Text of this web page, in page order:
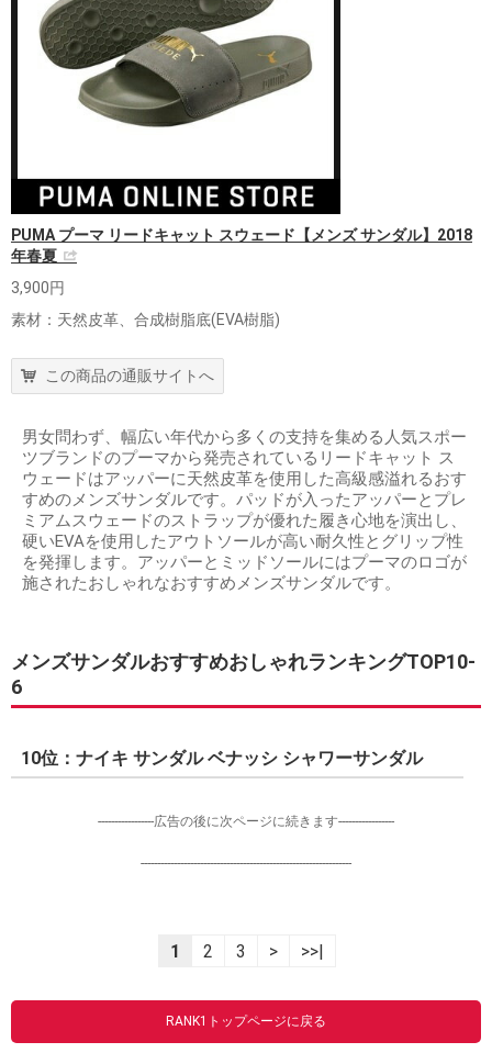
PUMA プーマ リードキャット スウェード【メンズ サンダル】2018
年春夏
3,900円
素材：天然皮革、合成樹脂底(EVA樹脂)
この商品の通販サイトへ
男女問わず、幅広い年代から多くの支持を集める人気スポー
ツブランドのプーマから発売されているリードキャット ス
ウェードはアッパーに天然皮革を使用した高級感溢れるおす
すめのメンズサンダルです。パッドが入ったアッパーとプレ
ミアムスウェードのストラップが優れた履き心地を演出し、
硬いEVAを使用したアウトソールが高い耐久性とグリップ性
を発揮します。アッパーとミッドソールにはプーマのロゴが
施されたおしゃれなおすすめメンズサンダルです。
メンズサンダルおすすめおしゃれランキングTOP10-
6
10位：ナイキ サンダル ベナッシ シャワーサンダル
-----------------広告の後に次ページに続きます-----------------
----------------------------------------------------------------
1 2 3 > >>|
RANK1トップページに戻る